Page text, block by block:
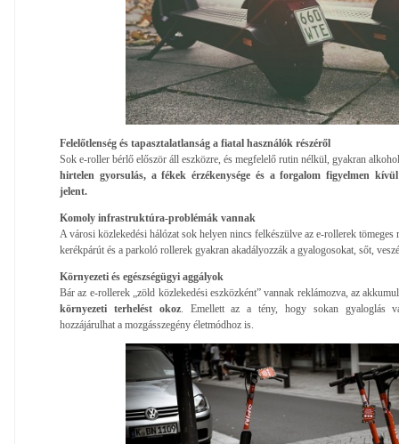
Felelőtlenség és tapasztalatlanság a fiatal használók részéről
Sok e-roller bérlő először áll eszközre, és megfelelő rutin nélkül, gyakran
hirtelen gyorsulás, a fékek érzékenysége és a forgalom figyelmen
jelent.
Komoly infrastruktúra-problémák vannak
A városi közlekedési hálózat sok helyen nincs felkészülve az e-rollerek tömeges
kerékpárút és a parkoló rollerek gyakran akadályozzák a gyalogosokat, sőt,
Környezeti és egészségügyi aggályok
Bár az e-rollerek „zöld közlekedési eszközként” vannak reklámozva, az
környezeti terhelést okoz. Emellett az a tény, hogy sokan gyaloglás
hozzájárulhat a mozgásszegény életmódhoz is.